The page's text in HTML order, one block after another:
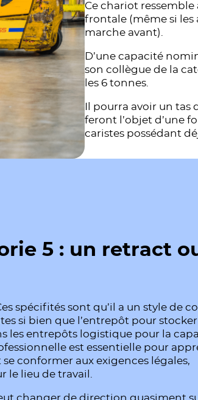
Ce chariot
frontale (même si les
marche avant).
D’une capacité
son collègue de la
les 6 tonnes.
Il pourra avoir un tas
feront l’objet d’une
caristes possédant
5 : un retract
spécifités sont qu’il a un style de
si bien que l’entrepôt pour
les entrepôts logistique pour la
est essentielle pour
conformer aux exigences légales,
le lieu de travail.
changer de direction quasiment